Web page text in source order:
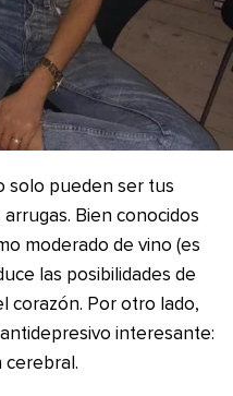
solo pueden ser tus
Bien conocidos
moderado de vino (es
las posibilidades de
corazón. Por otro lado,
interesante:
cerebral.